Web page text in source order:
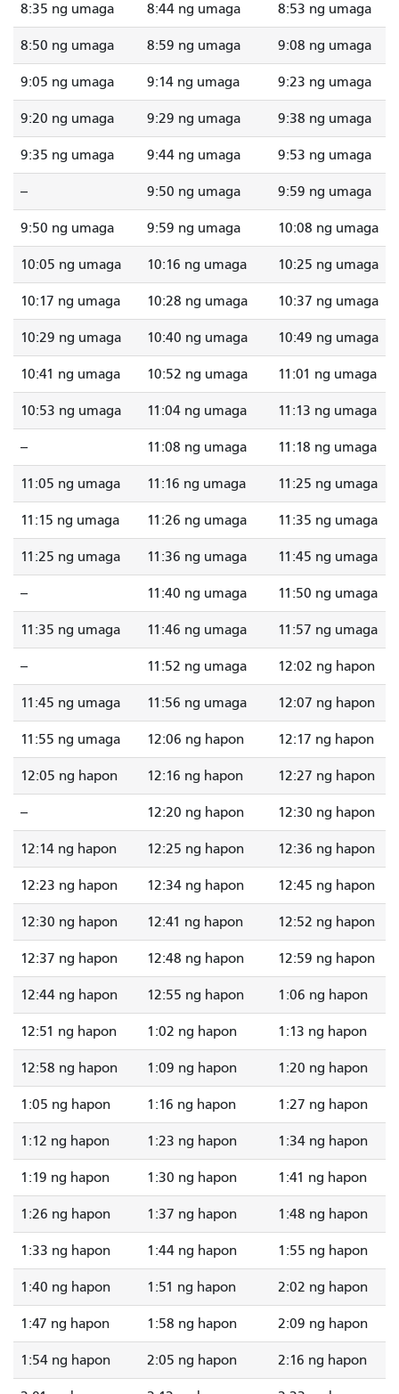
8:35 ng umaga 8:44 ng umaga 8:53 ng umaga
8:50 ng umaga 8:59 ng umaga 9:08 ng umaga
9:05 ng umaga 9:14 ng umaga 9:23 ng umaga
9:20 ng umaga 9:29 ng umaga 9:38 ng umaga
9:35 ng umaga 9:44 ng umaga 9:53 ng umaga
-- 9:50 ng umaga 9:59 ng umaga
9:50 ng umaga 9:59 ng umaga 10:08 ng umaga
10:05 ng umaga 10:16 ng umaga 10:25 ng umaga
10:17 ng umaga 10:28 ng umaga 10:37 ng umaga
10:29 ng umaga 10:40 ng umaga 10:49 ng umaga
10:41 ng umaga 10:52 ng umaga 11:01 ng umaga
10:53 ng umaga 11:04 ng umaga 11:13 ng umaga
-- 11:08 ng umaga 11:18 ng umaga
11:05 ng umaga 11:16 ng umaga 11:25 ng umaga
11:15 ng umaga 11:26 ng umaga 11:35 ng umaga
11:25 ng umaga 11:36 ng umaga 11:45 ng umaga
-- 11:40 ng umaga 11:50 ng umaga
11:35 ng umaga 11:46 ng umaga 11:57 ng umaga
-- 11:52 ng umaga 12:02 ng hapon
11:45 ng umaga 11:56 ng umaga 12:07 ng hapon
11:55 ng umaga 12:06 ng hapon 12:17 ng hapon
12:05 ng hapon 12:16 ng hapon 12:27 ng hapon
-- 12:20 ng hapon 12:30 ng hapon
12:14 ng hapon 12:25 ng hapon 12:36 ng hapon
12:23 ng hapon 12:34 ng hapon 12:45 ng hapon
12:30 ng hapon 12:41 ng hapon 12:52 ng hapon
12:37 ng hapon 12:48 ng hapon 12:59 ng hapon
12:44 ng hapon 12:55 ng hapon 1:06 ng hapon
12:51 ng hapon 1:02 ng hapon 1:13 ng hapon
12:58 ng hapon 1:09 ng hapon 1:20 ng hapon
1:05 ng hapon 1:16 ng hapon 1:27 ng hapon
1:12 ng hapon 1:23 ng hapon 1:34 ng hapon
1:19 ng hapon 1:30 ng hapon 1:41 ng hapon
1:26 ng hapon 1:37 ng hapon 1:48 ng hapon
1:33 ng hapon 1:44 ng hapon 1:55 ng hapon
1:40 ng hapon 1:51 ng hapon 2:02 ng hapon
1:47 ng hapon 1:58 ng hapon 2:09 ng hapon
1:54 ng hapon 2:05 ng hapon 2:16 ng hapon